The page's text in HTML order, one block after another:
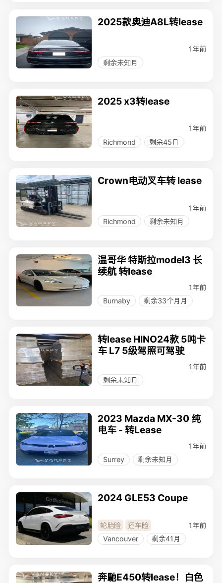
2025款奥迪A8L转lease
1年前
剩余未知月
2025 x3转lease
1年前
Richmond
剩余45月
Crown电动叉车转 lease
1年前
Richmond
剩余未知月
温哥华 特斯拉model3 长
续航 转lease
1年前
Burnaby
剩余33个月月
转lease HINO24款 5吨卡
车 L7 5级驾照可驾驶
1年前
剩余未知月
2023 Mazda MX-30 纯
电车 - 转Lease
1年前
Surrey
剩余未知月
2024 GLE53 Coupe
轮胎险 还车险
1年前
Vancouver
剩余41月
奔馳E450转lease！白色